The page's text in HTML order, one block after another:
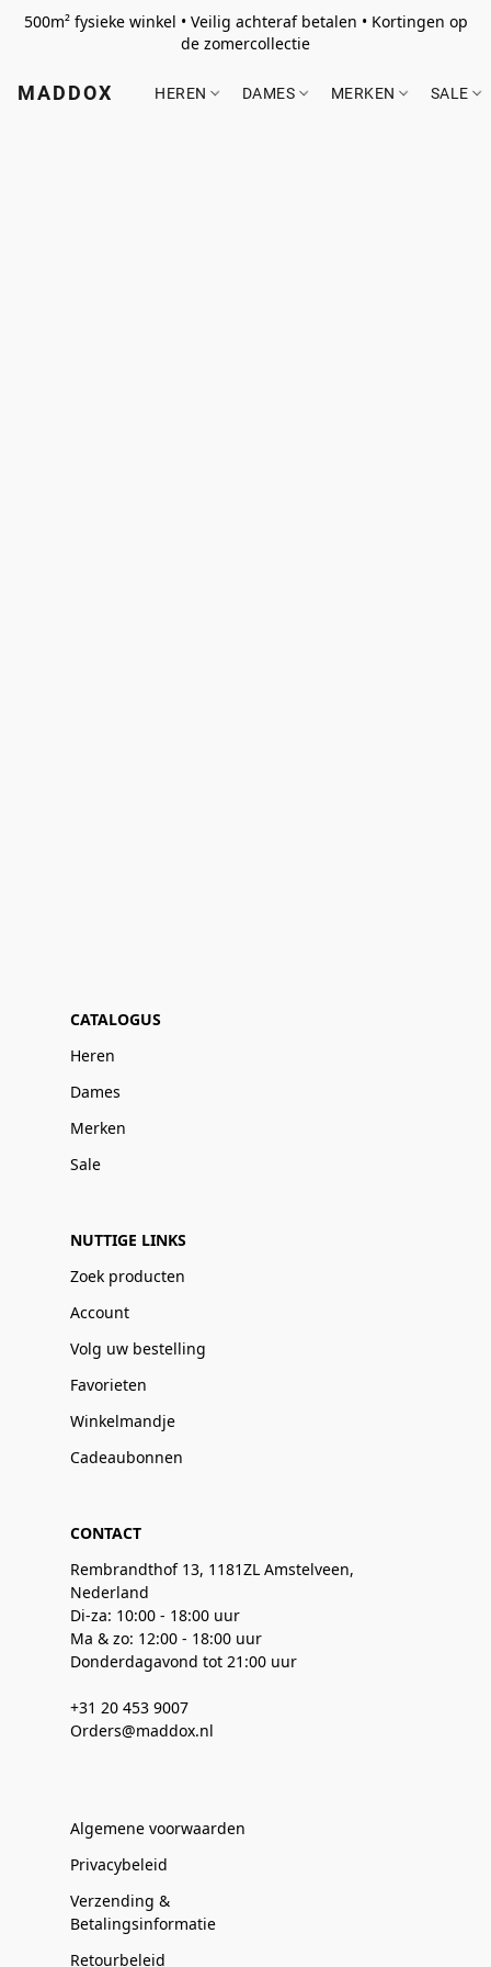
500m² fysieke winkel • Veilig achteraf betalen • Kortingen op
de zomercollectie
MADDOX HEREN DAMES MERKEN SALE
CATALOGUS
Heren
Dames
Merken
Sale
NUTTIGE LINKS
Zoek producten
Account
Volg uw bestelling
Favorieten
Winkelmandje
Cadeaubonnen
CONTACT
Rembrandthof 13, 1181ZL Amstelveen,
Nederland
Di-za: 10:00 - 18:00 uur
Ma & zo: 12:00 - 18:00 uur
Donderdagavond tot 21:00 uur
+31 20 453 9007
Orders@maddox.nl
Algemene voorwaarden
Privacybeleid
Verzending &
Betalingsinformatie
Retourbeleid